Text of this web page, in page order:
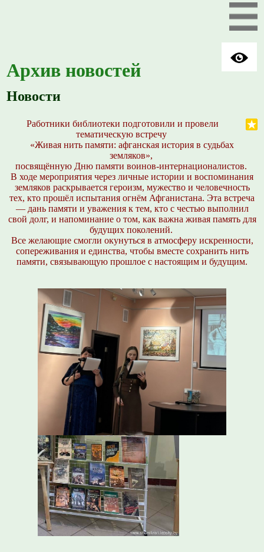
Архив новостей
Новости
Работники библиотеки подготовили и провели
тематическую встречу
«Живая нить памяти: афганская история в судьбах
земляков»,
посвящённую Дню памяти воинов-интернационалистов.
В ходе мероприятия через личные истории и воспоминания
земляков раскрывается героизм, мужество и человечность
тех, кто прошёл испытания огнём Афганистана. Эта встреча
— дань памяти и уважения к тем, кто с честью выполнил
свой долг, и напоминание о том, как важна живая память для
будущих поколений.
Все желающие смогли окунуться в атмосферу искренности,
сопереживания и единства, чтобы вместе сохранить нить
памяти, связывающую прошлое с настоящим и будущим.